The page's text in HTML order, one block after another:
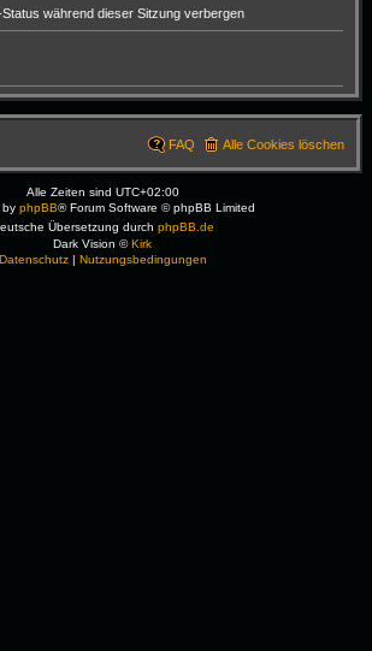
Status während dieser Sitzung verbergen
Alle Cookies löschen
FAQ
Alle Zeiten sind UTC+02:00
by phpBB® Forum Software © phpBB Limited
Übersetzung durch phpBB.de
Dark Vision ©Kirk
Datenschutz| Nutzungsbedingungen